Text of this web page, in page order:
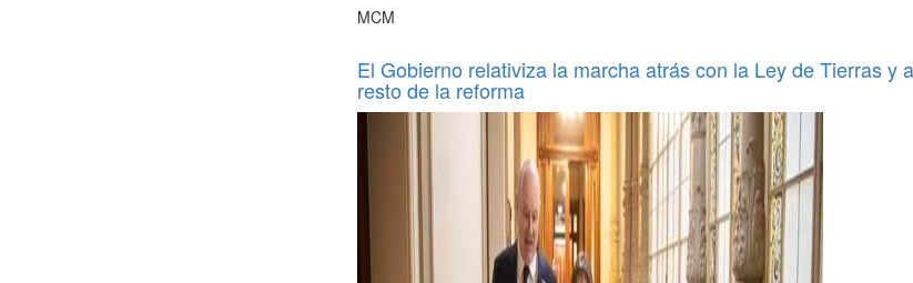
MCM
El Gobierno relativiza la marcha atrás con la Ley de Tierras y
resto de la reforma